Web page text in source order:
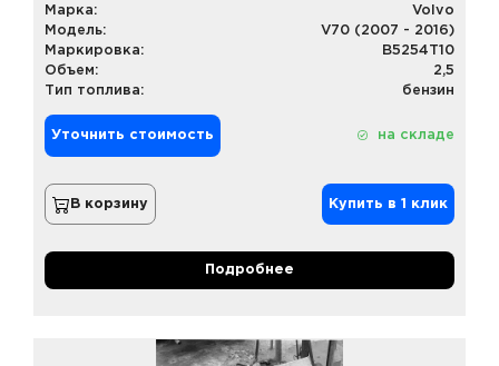
Марка:
Volvo
Модель:
V70 (2007 - 2016)
Маркировка:
B5254T10
Объем:
2,5
Тип топлива:
бензин
Уточнить стоимость на складе
В корзину Купить в 1 клик
Подробнее